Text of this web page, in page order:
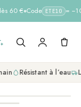
60 € Code ETE10 =
Résistant à l’eau